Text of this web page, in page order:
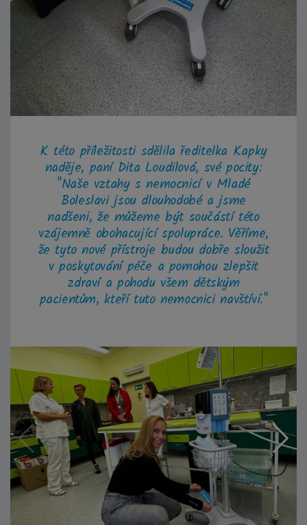
K této příležitosti sdělila ředitelka Kapky
naděje, paní Dita Loudilová, své pocity:
"Naše vztahy s nemocnicí v Mladé
Boleslavi jsou dlouhodobé a jsme
nadšeni, že můžeme být součástí této
vzájemně obohacující spolupráce. Věříme,
že tyto nové přístroje budou dobře sloužit
v poskytování péče a pomohou zlepšit
zdraví a pohodu všem dětským
pacientům, kteří tuto nemocnici navštíví."